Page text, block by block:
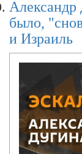
Александр
ХАМАС,
Александр
Трампа и
между
пошлины
Штатах
Александр
было,
и Израиль